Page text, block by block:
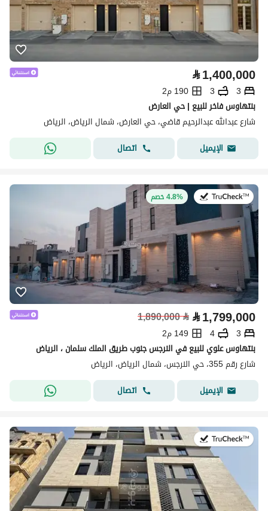
⃁1,400,000
3
3
190 م2
بنتهاوس فاخر للبيع | حي العارض
شارع عبدالله عبدالرحيم قاضي، حي العارض، شمال الرياض، الرياض
الإيميل
اتصال
في:20 يوليو 20264.8% خصم
⃁1,799,000
⃁
1,890,000
3
4
149 م2
بنتهاوس علوي للبيع في النرجس جنوب طريق الملك سلمان ، الرياض
شارع رقم 355، حي النرجس، شمال الرياض، الرياض
الإيميل
اتصال
في:31 يوليو 2026